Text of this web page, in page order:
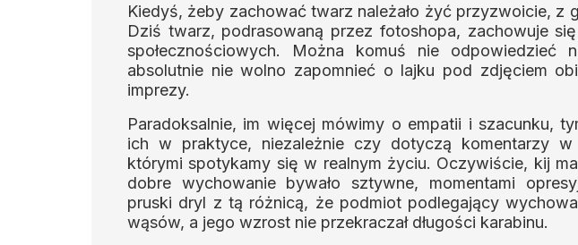
Kiedyś, żeby zachować twarz należało żyć przyzwoicie, z
Dziś twarz, podrasowaną przez fotoshopa, zachowuje
społecznościowych. Można komuś nie odpowiedzieć
absolutnie nie wolno zapomnieć o lajku pod zdjęciem
imprezy.
Paradoksalnie, im więcej mówimy o empatii i szacunku,
ich w praktyce, niezależnie czy dotyczą komentarzy
którymi spotykamy się w realnym życiu. Oczywiście, kij
dobre wychowanie bywało sztywne, momentami
pruski dryl z tą różnicą, że podmiot podlegający
wąsów, a jego wzrost nie przekraczał długości karabinu.